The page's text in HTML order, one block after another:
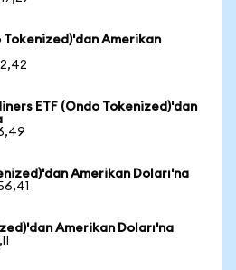
Amerikan
ETF (Ondo Tokenized)'dan
Amerikan Doları'na
Amerikan Doları'na